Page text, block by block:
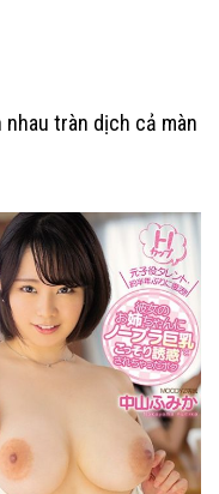
tràn dịch cả màn